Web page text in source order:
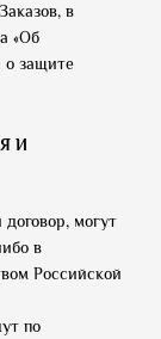
в
«Об
о защите
И
могут
в
Российской
по